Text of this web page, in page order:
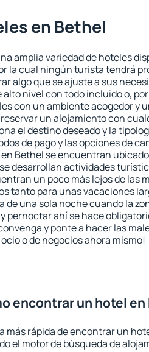
en Bethel
amplia variedad de hoteles
la cual ningún turista tendrá
algo que se ajuste a sus
alto nivel con todo incluido o,
con un ambiente acogedor y
un alojamiento con
el destino deseado y la
de pago y las opciones de
Bethel se encuentran
desarrollan actividades
un poco más lejos de las
tanto para unas vacaciones
de una sola noche cuando la
pernoctar ahí se hace
y ponte a hacer las
o de negocios ahora mismo!
encontrar un hotel en
más rápida de encontrar un
el motor de búsqueda de